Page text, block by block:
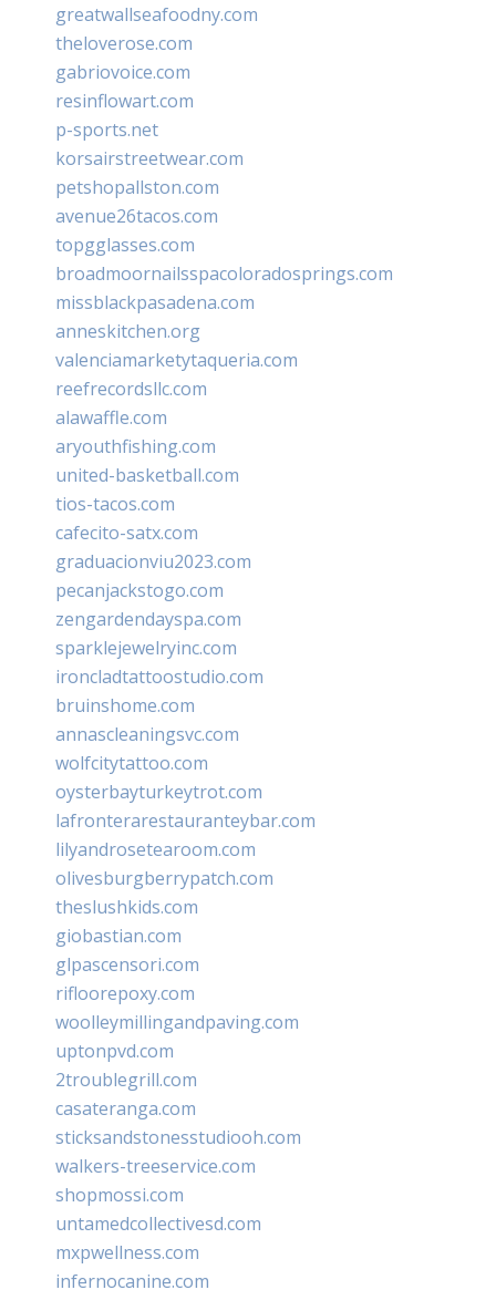
greatwallseafoodny.com
theloverose.com
gabriovoice.com
resinflowart.com
p-sports.net
korsairstreetwear.com
petshopallston.com
avenue26tacos.com
topgglasses.com
broadmoornailsspacoloradosprings.com
missblackpasadena.com
anneskitchen.org
valenciamarketytaqueria.com
reefrecordsllc.com
alawaffle.com
aryouthfishing.com
united-basketball.com
tios-tacos.com
cafecito-satx.com
graduacionviu2023.com
pecanjackstogo.com
zengardendayspa.com
sparklejewelryinc.com
ironcladtattoostudio.com
bruinshome.com
annascleaningsvc.com
wolfcitytattoo.com
oysterbayturkeytrot.com
lafronterarestauranteybar.com
lilyandrosetearoom.com
olivesburgberrypatch.com
theslushkids.com
giobastian.com
glpascensori.com
rifloorepoxy.com
woolleymillingandpaving.com
uptonpvd.com
2troublegrill.com
casateranga.com
sticksandstonesstudiooh.com
walkers-treeservice.com
shopmossi.com
untamedcollectivesd.com
mxpwellness.com
infernocanine.com